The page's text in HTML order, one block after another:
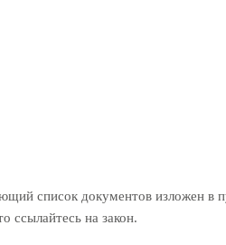
список документов изложен в
ссылайтесь на закон.